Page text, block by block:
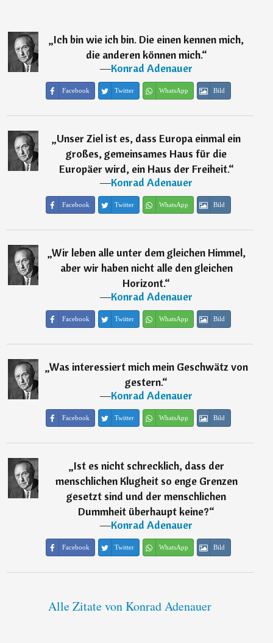
„Ich bin wie ich bin. Die einen kennen mich,
die anderen können mich.“
―Konrad Adenauer
Facebook Twitter WhatsApp Bild
„Unser Ziel ist es, dass Europa einmal ein
großes, gemeinsames Haus für die
Europäer wird, ein Haus der Freiheit.“
―Konrad Adenauer
Facebook Twitter WhatsApp Bild
„Wir leben alle unter dem gleichen Himmel,
aber wir haben nicht alle den gleichen
Horizont.“
―Konrad Adenauer
Facebook Twitter WhatsApp Bild
„Was interessiert mich mein Geschwätz von
gestern.“
―Konrad Adenauer
Facebook Twitter WhatsApp Bild
„Ist es nicht schrecklich, dass der
menschlichen Klugheit so enge Grenzen
gesetzt sind und der menschlichen
Dummheit überhaupt keine?“
―Konrad Adenauer
Facebook Twitter WhatsApp Bild
Alle Zitate von Konrad Adenauer